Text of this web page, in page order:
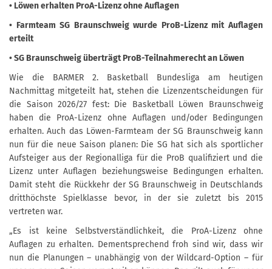
• Löwen erhalten ProA-Lizenz ohne Auflagen
• Farmteam SG Braunschweig wurde ProB-Lizenz mit Auflagen
erteilt
• SG Braunschweig überträgt ProB-Teilnahmerecht an Löwen
Wie die BARMER 2. Basketball Bundesliga am heutigen
Nachmittag mitgeteilt hat, stehen die Lizenzentscheidungen für
die Saison 2026/27 fest: Die Basketball Löwen Braunschweig
haben die ProA-Lizenz ohne Auflagen und/oder Bedingungen
erhalten. Auch das Löwen-Farmteam der SG Braunschweig kann
nun für die neue Saison planen: Die SG hat sich als sportlicher
Aufsteiger aus der Regionalliga für die ProB qualifiziert und die
Lizenz unter Auflagen beziehungsweise Bedingungen erhalten.
Damit steht die Rückkehr der SG Braunschweig in Deutschlands
dritthöchste Spielklasse bevor, in der sie zuletzt bis 2015
vertreten war.
„Es ist keine Selbstverständlichkeit, die ProA-Lizenz ohne
Auflagen zu erhalten. Dementsprechend froh sind wir, dass wir
nun die Planungen – unabhängig von der Wildcard-Option – für